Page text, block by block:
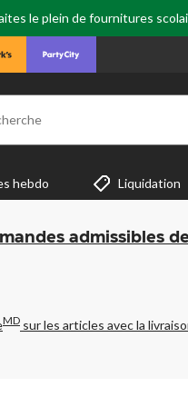
le plein de fournitures
hebdo Liquidation
admissibles
MD sur les articles avec la